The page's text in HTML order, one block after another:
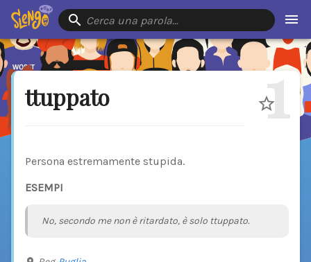
Cerca una parola…
ttuppato 1
Persona estremamente stupida.
ESEMPI
No, secondo me non è ritardato, è solo ttuppato.